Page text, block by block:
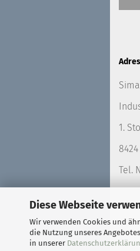
Diese Webseite
Wir verwenden Cookies und
die Nutzung unseres
in unserer
1.
Tel.